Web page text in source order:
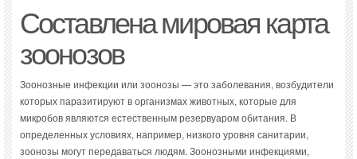
Составлена мировая карта
зоонозов
Зоонозные инфекции или зоонозы — это заболевания, возбудители
которых паразитируют в организмах животных, которые для
микробов являются естественным резервуаром обитания. В
определенных условиях, например, низкого уровня санитарии,
зоонозы могут передаваться людям. Зоонозными инфекциями,